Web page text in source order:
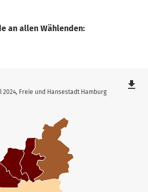
an allen Wählenden:
2024, Freie und Hansestadt Hamburg
file_download